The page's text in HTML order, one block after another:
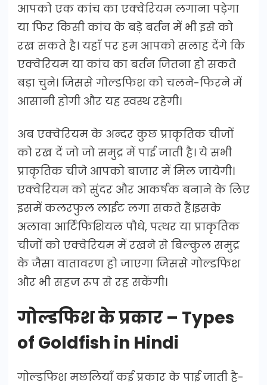
आपको एक कांच का एक्वेरियम लगाना पड़ेगा
या फिर किसी कांच के बड़े बर्तन में भी इसे को
रख सकते है। यहाँ पर हम आपको सलाह देंगे कि
एक्वेरियम या कांच का बर्तन जितना हो सकते
बड़ा चुने। जिससे गोल्डफिश को चलने-फिरने में
आसानी होगी और यह स्वस्थ रहेगी।
अब एक्वेरियम के अन्दर कुछ प्राकृतिक चीजों
को रख दें जो जो समुद्र में पाई जाती है। ये सभी
प्राकृतिक चीजे आपको बाजार में मिल जायेगी।
एक्वेरियम को सुंदर और आकर्षक बनाने के लिए
इसमें कलरफुल लाईट लगा सकते हैं।इसके
अलावा आर्टिफिशियल पौधे, पत्थर या प्राकृतिक
चीजों को एक्वेरियम में रखने से बिल्कुल समुद्र
के जैसा वातावरण हो जाएगा जिससे गोल्डफिश
और भी सहज रूप से रह सकेंगी।
गोल्डफिश के प्रकार – Types
of Goldfish in Hindi
गोल्डफिश मछलियाँ कई प्रकार के पाई जाती है-